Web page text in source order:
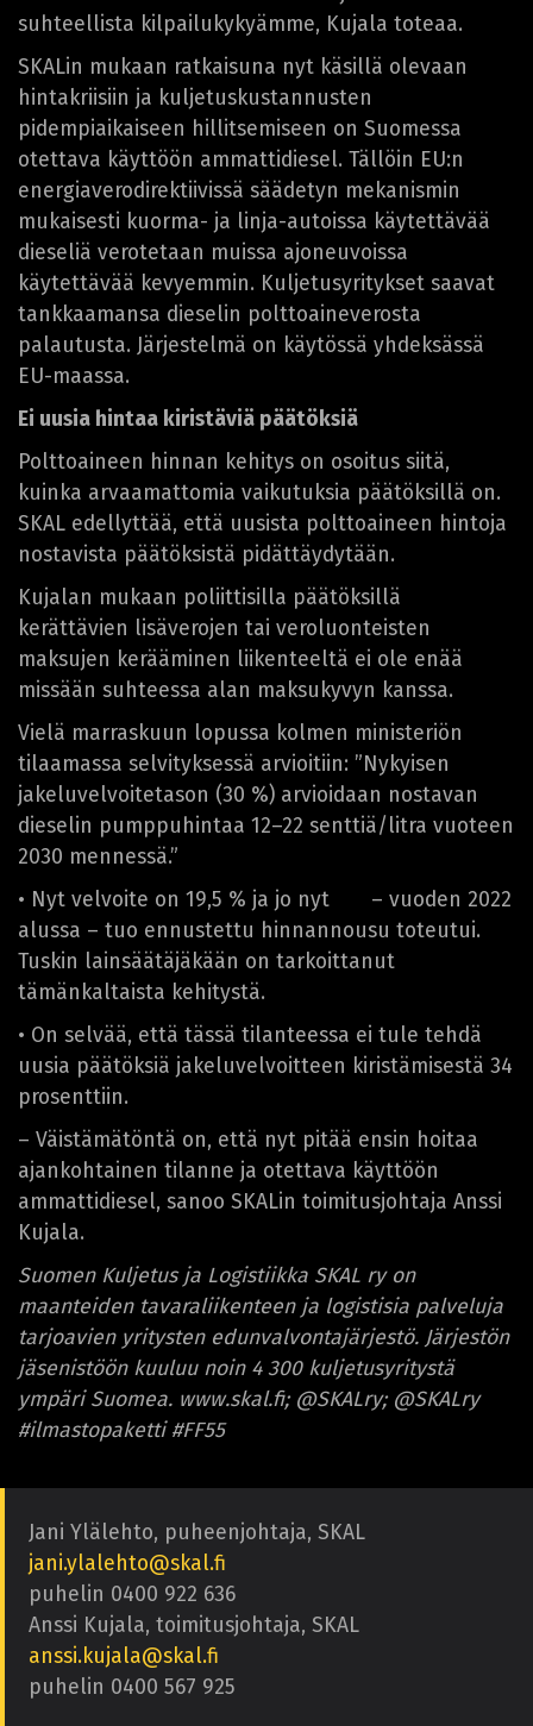
suhteellista kilpailukykyämme, Kujala toteaa.
SKALin mukaan ratkaisuna nyt käsillä olevaan
hintakriisiin ja kuljetuskustannusten
pidempiaikaiseen hillitsemiseen on Suomessa
otettava käyttöön ammattidiesel. Tällöin EU:n
energiaverodirektiivissä säädetyn mekanismin
mukaisesti kuorma- ja linja-autoissa käytettävää
dieseliä verotetaan muissa ajoneuvoissa
käytettävää kevyemmin. Kuljetusyritykset saavat
tankkaamansa dieselin polttoaineverosta
palautusta. Järjestelmä on käytössä yhdeksässä
EU-maassa.
Ei uusia hintaa kiristäviä päätöksiä
Polttoaineen hinnan kehitys on osoitus siitä,
kuinka arvaamattomia vaikutuksia päätöksillä on.
SKAL edellyttää, että uusista polttoaineen hintoja
nostavista päätöksistä pidättäydytään.
Kujalan mukaan poliittisilla päätöksillä
kerättävien lisäverojen tai veroluonteisten
maksujen kerääminen liikenteeltä ei ole enää
missään suhteessa alan maksukyvyn kanssa.
Vielä marraskuun lopussa kolmen ministeriön
tilaamassa selvityksessä arvioitiin: ”Nykyisen
jakeluvelvoitetason (30 %) arvioidaan nostavan
dieselin pumppuhintaa 12–22 senttiä/litra vuoteen
2030 mennessä.”
• Nyt velvoite on 19,5 % ja jo nyt – vuoden 2022
alussa – tuo ennustettu hinnannousu toteutui.
Tuskin lainsäätäjäkään on tarkoittanut
tämänkaltaista kehitystä.
• On selvää, että tässä tilanteessa ei tule tehdä
uusia päätöksiä jakeluvelvoitteen kiristämisestä 34
prosenttiin.
– Väistämätöntä on, että nyt pitää ensin hoitaa
ajankohtainen tilanne ja otettava käyttöön
ammattidiesel, sanoo SKALin toimitusjohtaja Anssi
Kujala.
Suomen Kuljetus ja Logistiikka SKAL ry on
maanteiden tavaraliikenteen ja logistisia palveluja
tarjoavien yritysten edunvalvontajärjestö. Järjestön
jäsenistöön kuuluu noin 4 300 kuljetusyritystä
ympäri Suomea. www.skal.fi; @SKALry; @SKALry
#ilmastopaketti #FF55
Jani Ylälehto, puheenjohtaja, SKAL
jani.ylalehto@skal.fi
puhelin 0400 922 636
Anssi Kujala, toimitusjohtaja, SKAL
anssi.kujala@skal.fi
puhelin 0400 567 925